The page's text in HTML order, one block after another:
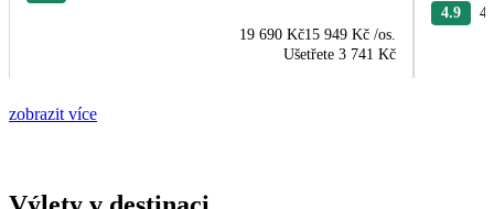
19 690 Kč15 949 Kč /os.
Ušetřete 3 741 Kč
4.9
zobrazit více